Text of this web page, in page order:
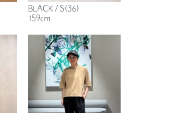
BLACK / S(36)
159cm